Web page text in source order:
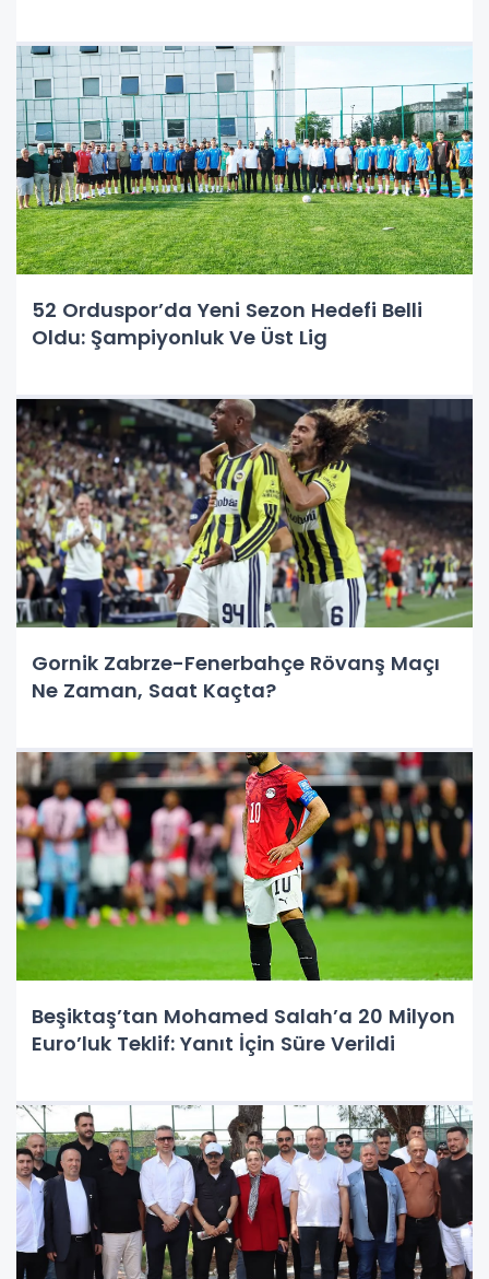
52 Orduspor’da Yeni Sezon Hedefi Belli
Oldu: Şampiyonluk Ve Üst Lig
Gornik Zabrze-Fenerbahçe Rövanş Maçı
Ne Zaman, Saat Kaçta?
Beşiktaş’tan Mohamed Salah’a 20 Milyon
Euro’luk Teklif: Yanıt İçin Süre Verildi